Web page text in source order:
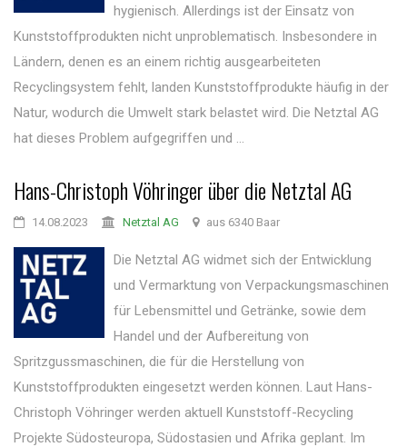
hygienisch. Allerdings ist der Einsatz von
Kunststoffprodukten nicht unproblematisch. Insbesondere in
Ländern, denen es an einem richtig ausgearbeiteten
Recyclingsystem fehlt, landen Kunststoffprodukte häufig in der
Natur, wodurch die Umwelt stark belastet wird. Die Netztal AG
hat dieses Problem aufgegriffen und ...
Hans-Christoph Vöhringer über die Netztal AG
14.08.2023 Netztal AG aus 6340 Baar
Die Netztal AG widmet sich der Entwicklung
und Vermarktung von Verpackungsmaschinen
für Lebensmittel und Getränke, sowie dem
Handel und der Aufbereitung von
Spritzgussmaschinen, die für die Herstellung von
Kunststoffprodukten eingesetzt werden können. Laut Hans-
Christoph Vöhringer werden aktuell Kunststoff-Recycling
Projekte Südosteuropa, Südostasien und Afrika geplant. Im